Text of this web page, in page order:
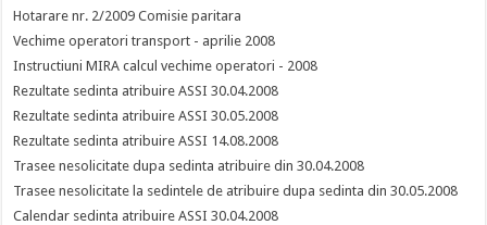
Hotarare nr. 2/2009 Comisie paritara
Vechime operatori transport - aprilie 2008
Instructiuni MIRA calcul vechime operatori - 2008
Rezultate sedinta atribuire ASSI 30.04.2008
Rezultate sedinta atribuire ASSI 30.05.2008
Rezultate sedinta atribuire ASSI 14.08.2008
Trasee nesolicitate dupa sedinta atribuire din 30.04.2008
Trasee nesolicitate la sedintele de atribuire dupa sedinta din 30.05.2008
Calendar sedinta atribuire ASSI 30.04.2008